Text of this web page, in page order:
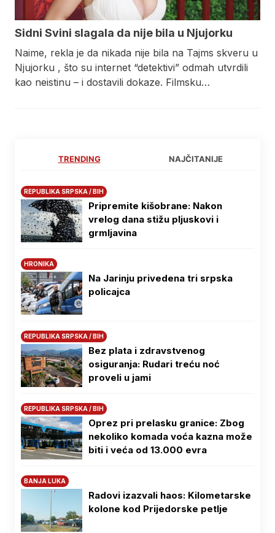
Sidni Svini slagala da nije bila u Njujorku
Naime, rekla je da nikada nije bila na Tajms skveru u
Njujorku , što su internet “detektivi” odmah utvrdili
kao neistinu – i dostavili dokaze. Filmsku…
TRENDING NAJČITANIJE
REPUBLIKA SRPSKA / BIH
Pripremite kišobrane: Nakon
vrelog dana stižu pljuskovi i
grmljavina
HRONIKA
Na Јarinju privedena tri srpska
policajca
REPUBLIKA SRPSKA / BIH
Bez plata i zdravstvenog
osiguranja: Rudari treću noć
proveli u jami
REPUBLIKA SRPSKA / BIH
Oprez pri prelasku granice: Zbog
nekoliko komada voća kazna može
biti i veća od 13.000 evra
BANJA LUKA
Radovi izazvali haos: Kilometarske
kolone kod Prijedorske petlje